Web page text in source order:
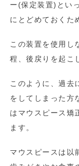
ー(保定装置)とい
にとどめておくた
この装置を使用し
程、後戻りを起こ
このように、過去
をしてしまった方
はマウスピース矯
ます。
マウスピースは以